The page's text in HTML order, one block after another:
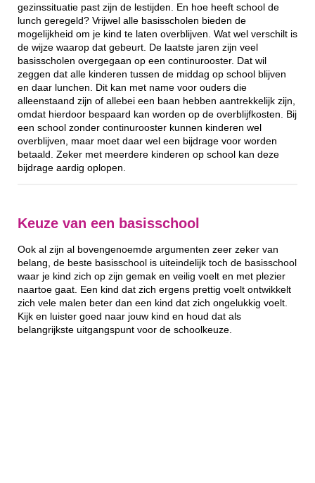
gezinssituatie past zijn de lestijden. En hoe heeft school de
lunch geregeld? Vrijwel alle basisscholen bieden de
mogelijkheid om je kind te laten overblijven. Wat wel verschilt is
de wijze waarop dat gebeurt. De laatste jaren zijn veel
basisscholen overgegaan op een continurooster. Dat wil
zeggen dat alle kinderen tussen de middag op school blijven
en daar lunchen. Dit kan met name voor ouders die
alleenstaand zijn of allebei een baan hebben aantrekkelijk zijn,
omdat hierdoor bespaard kan worden op de overblijfkosten. Bij
een school zonder continurooster kunnen kinderen wel
overblijven, maar moet daar wel een bijdrage voor worden
betaald. Zeker met meerdere kinderen op school kan deze
bijdrage aardig oplopen.
Keuze van een basisschool
Ook al zijn al bovengenoemde argumenten zeer zeker van
belang, de beste basisschool is uiteindelijk toch de basisschool
waar je kind zich op zijn gemak en veilig voelt en met plezier
naartoe gaat. Een kind dat zich ergens prettig voelt ontwikkelt
zich vele malen beter dan een kind dat zich ongelukkig voelt.
Kijk en luister goed naar jouw kind en houd dat als
belangrijkste uitgangspunt voor de schoolkeuze.